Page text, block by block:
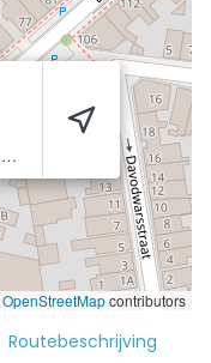
OpenStreetMapcontributors
Routebeschrijving